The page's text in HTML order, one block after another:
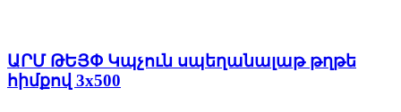
ԱՐՄ ԹԵՅՓ Կպչուն սպեղանալաթ թղթե
հիմքով 3x500